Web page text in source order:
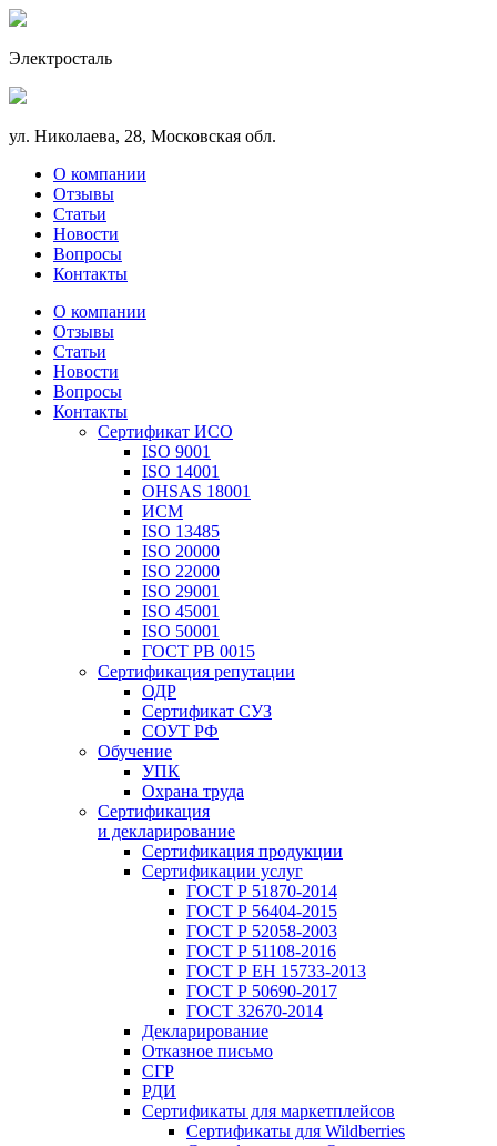
Электросталь
ул. Николаева, 28, Московская обл.
О компании
Отзывы
Статьи
Новости
Вопросы
Контакты
О компании
Отзывы
Статьи
Новости
Вопросы
Контакты
Сертификат ИСО
ISO 9001
ISO 14001
OHSAS 18001
ИСМ
ISO 13485
ISO 20000
ISO 22000
ISO 29001
ISO 45001
ISO 50001
ГОСТ РВ 0015
Сертификация репутации
ОДР
Сертификат СУЗ
СОУТ РФ
Обучение
УПК
Охрана труда
Сертификация
и декларирование
Сертификация продукции
Сертификации услуг
ГОСТ Р 51870-2014
ГОСТ Р 56404-2015
ГОСТ Р 52058-2003
ГОСТ Р 51108-2016
ГОСТ Р ЕН 15733-2013
ГОСТ Р 50690-2017
ГОСТ 32670-2014
Декларирование
Отказное письмо
СГР
РДИ
Сертификаты для маркетплейсов
Сертификаты для Wildberries